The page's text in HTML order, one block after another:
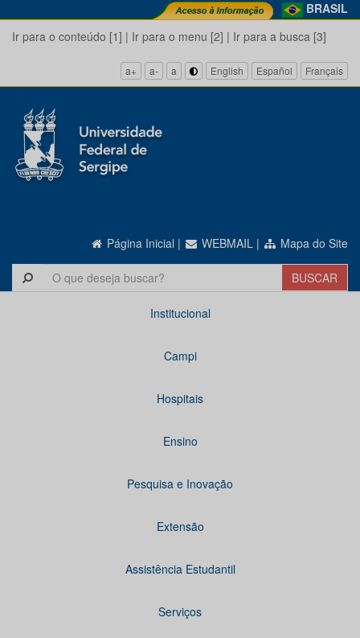
BRASIL
Ir para o conteúdo [1] | Ir para o menu [2] | Ir para a busca [3]
a+ a- a English Español Français
Página Inicial | WEBMAIL | Mapa do Site
Institucional
Campi
Hospitais
Ensino
Pesquisa e Inovação
Extensão
Assistência Estudantil
Serviços